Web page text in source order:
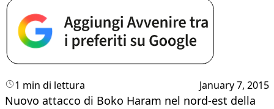
1 min di lettura January 7, 2015
​Nuovo attacco di Boko Haram nel nord-est della